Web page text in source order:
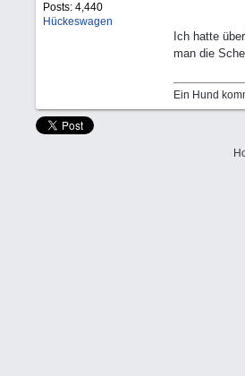
Posts: 4,440
Hückeswagen
Ich hatte
man die
Ein Hund